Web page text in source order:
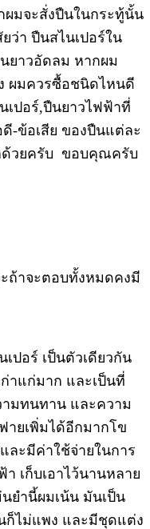
ผมจะสั่งปืนในกระทู้นั้น
ว่า ปืนสไนเปอร์ใน
ยาวอัดลม หากผม
ผมควรซื้อชนิดไหนดี
เปอร์,ปืนยาวไฟฟ้าที่
-ข้อเสีย ของปืนแต่ละ
ด้วยครับ ขอบคุณครับ
ถ้าจะตอบทั้งหมดคงมี
ปอร์ เป็นตัวเดียวกัน
าแก่มาก และเป็นที่
มทนทาน และความ
ยเพิ่มได้อีกมากโข
ละมีค่าใช้จ่ายในการ
เก็บเอาไว้นานหลาย
ยำนี้ผมเน้น มันเป็น
ก็ไม่แพง และมีชุดแต่ง